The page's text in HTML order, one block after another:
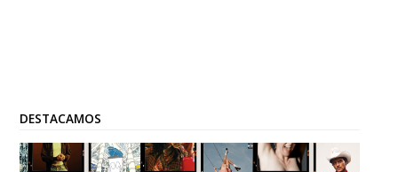
DESTACAMOS